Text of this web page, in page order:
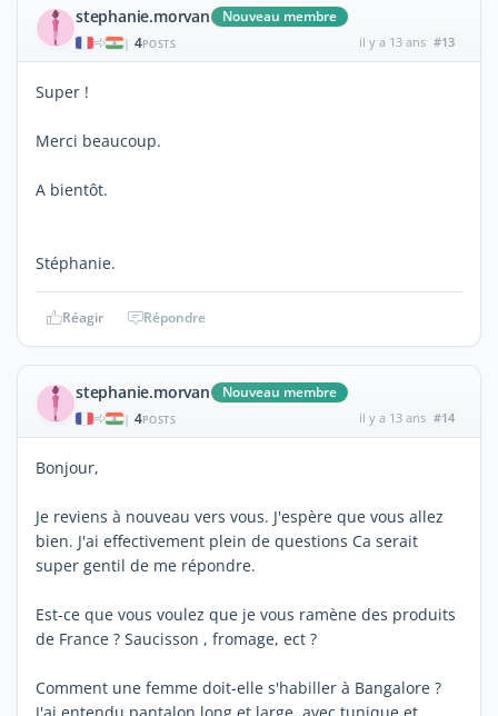
stephanie.morvan Nouveau membre
| 4POSTS il y a 13 ans #13
Super !
Merci beaucoup.
A bientôt.
Stéphanie.
Réagir Répondre
stephanie.morvan Nouveau membre
| 4POSTS il y a 13 ans #14
Bonjour,
Je reviens à nouveau vers vous. J'espère que vous allez
bien. J'ai effectivement plein de questions Ca serait
super gentil de me répondre.
Est-ce que vous voulez que je vous ramène des produits
de France ? Saucisson , fromage, ect ?
Comment une femme doit-elle s'habiller à Bangalore ?